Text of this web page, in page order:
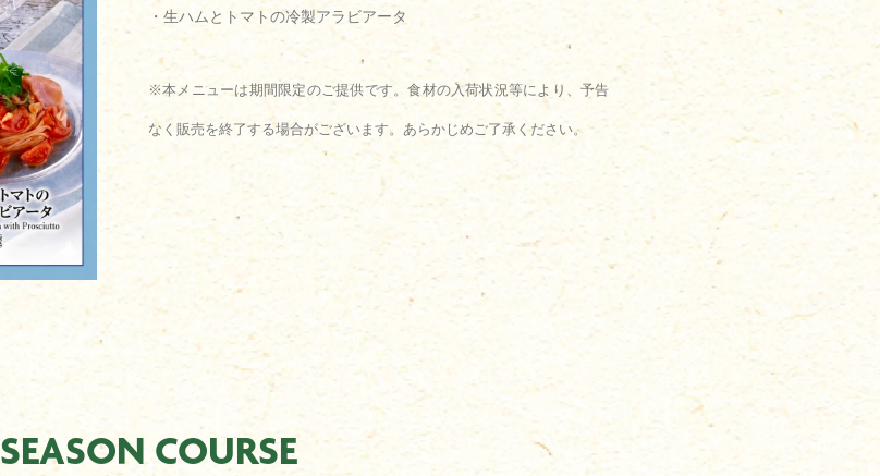
・生ハムとトマトの冷製アラビアータ
※本メニューは期間限定のご提供です。食材の入荷状況等により、予告
なく販売を終了する場合がございます。あらかじめご了承ください。
SEASON COURSE